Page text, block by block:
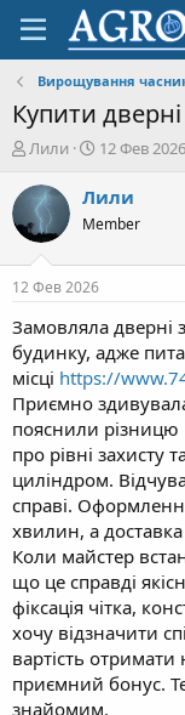
Вирощування
Купити
А
т
о
р
е
м
ы
Лили
Д
т
н
л
12 Фев 2026
Лили
Member
12 Фев 2026
Замовляла дверні
будинку, адже
місці https://
Приємно
пояснили різницю
про рівні захисту
циліндром.
справі.
хвилин, а
Коли майстер
що це справді
фіксація чітка,
хочу відзначити
вартість
приємний бонус.
знайомим.